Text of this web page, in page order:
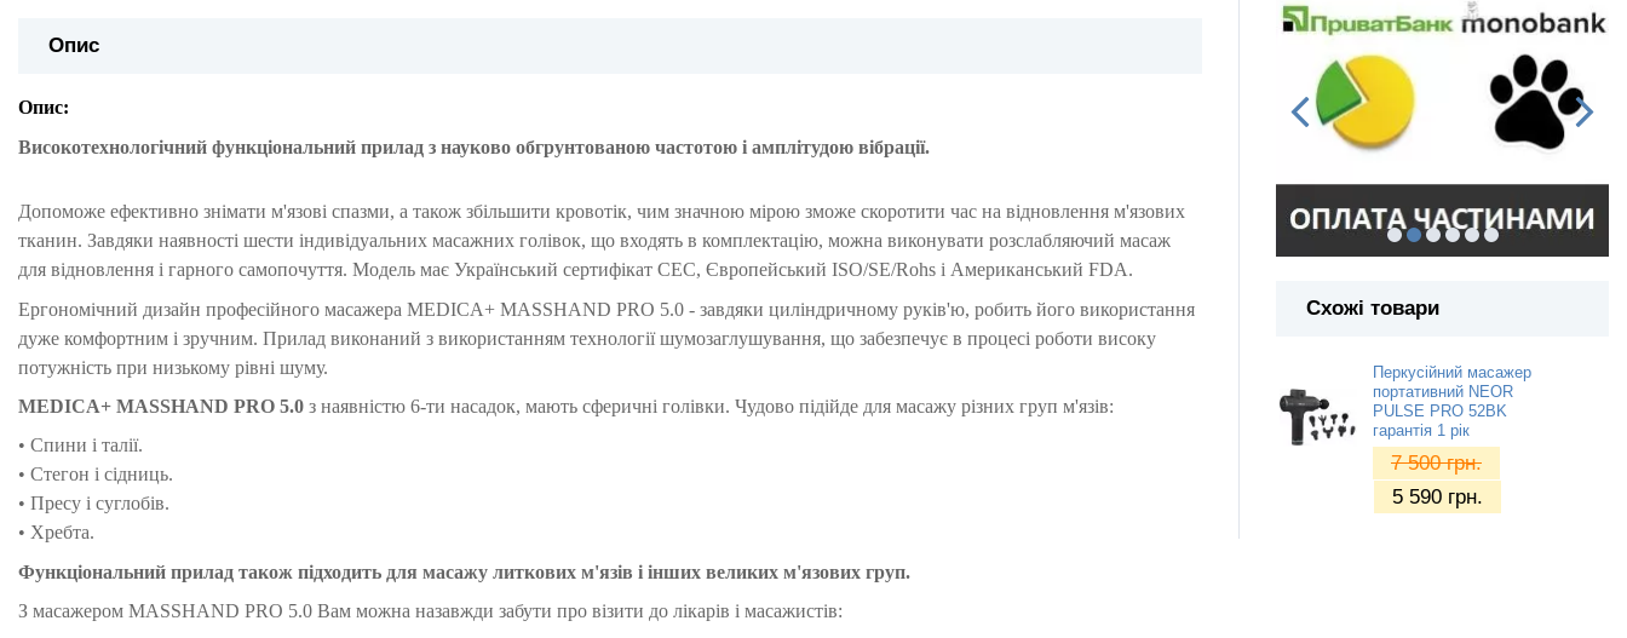
Опис
Опис:
Високотехнологічний функціональний прилад з науково обгрунтованою частотою і амплітудою вібрації.
Допоможе ефективно знімати м'язові спазми, а також збільшити кровотік, чим значною мірою зможе скоротити час на відновлення м'язових
тканин. Завдяки наявності шести індивідуальних масажних голівок, що входять в комплектацію, можна виконувати розслабляючий масаж
для відновлення і гарного самопочуття. Модель має Український сертифікат СЕС, Європейський ISO/SE/Rohs і Американський FDA.
Ергономічний дизайн професійного масажера MEDICA+ MASSHAND PRO 5.0 - завдяки циліндричному руків'ю, робить його використання
дуже комфортним і зручним. Прилад виконаний з використанням технології шумозаглушування, що забезпечує в процесі роботи високу
потужність при низькому рівні шуму.
MEDICA+ MASSHAND PRO 5.0 з наявністю 6-ти насадок, мають сферичні голівки. Чудово підійде для масажу різних груп м'язів:
• Спини і талії.
• Стегон і сідниць.
• Пресу і суглобів.
• Хребта.
Функціональний прилад також підходить для масажу литкових м'язів і інших великих м'язових груп.
З масажером MASSHAND PRO 5.0 Вам можна назавжди забути про візити до лікарів і масажистів:
Схожі товари
Перкусійний масажер
портативний NEOR
PULSE PRO 52BK
гарантія 1 рік
7 500грн.
5 590 грн.